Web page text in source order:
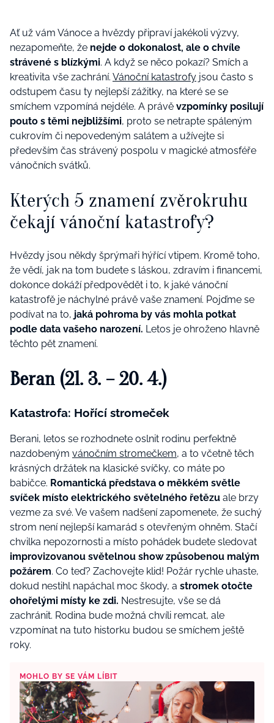
Ať už vám Vánoce a hvězdy připraví jakékoli výzvy,
nezapomeňte, že nejde o dokonalost, ale o chvíle
strávené s blízkými. A když se něco pokazí? Smích a
kreativita vše zachrání. Vánoční katastrofy jsou často s
odstupem času ty nejlepší zážitky, na které se se
smíchem vzpomíná nejdéle. A právě vzpomínky posilují
pouto s těmi nejbližšími, proto se netrapte spáleným
cukrovím či nepovedeným salátem a užívejte si
především čas strávený pospolu v magické atmosféře
vánočních svátků.
Kterých 5 znamení zvěrokruhu
čekají vánoční katastrofy?
Hvězdy jsou někdy šprýmaři hýřící vtipem. Kromě toho,
že vědí, jak na tom budete s láskou, zdravím i financemi,
dokonce dokáží předpovědět i to, k jaké vánoční
katastrofě je náchylné právě vaše znamení. Pojďme se
podívat na to, jaká pohroma by vás mohla potkat
podle data vašeho narození. Letos je ohroženo hlavně
těchto pět znamení.
Beran (21. 3. – 20. 4.)
Katastrofa: Hořící stromeček
Berani, letos se rozhodnete oslnit rodinu perfektně
nazdobeným vánočním stromečkem, a to včetně těch
krásných držátek na klasické svíčky, co máte po
babičce. Romantická představa o měkkém světle
svíček místo elektrického světelného řetězu ale brzy
vezme za své. Ve vašem nadšení zapomenete, že suchý
strom není nejlepší kamarád s otevřeným ohněm. Stačí
chvilka nepozornosti a místo pohádek budete sledovat
improvizovanou světelnou show způsobenou malým
požárem. Co teď? Zachovejte klid! Požár rychle uhaste,
dokud nestihl napáchal moc škody, a stromek otočte
ohořelými místy ke zdi. Nestresujte, vše se dá
zachránit. Rodina bude možná chvíli remcat, ale
vzpomínat na tuto historku budou se smíchem ještě
roky.
MOHLO BY SE VÁM LÍBIT